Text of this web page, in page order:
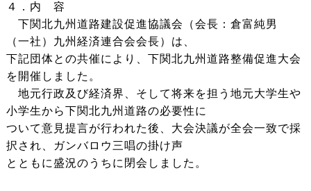
４．内 容
下関北九州道路建設促進協議会（会長：倉富純男
（一社）九州経済連合会会長）は、
下記団体との共催により、下関北九州道路整備促進大会
を開催しました。
地元行政及び経済界、そして将来を担う地元大学生や
小学生から下関北九州道路の必要性に
ついて意見提言が行われた後、大会決議が全会一致で採
択され、ガンバロウ三唱の掛け声
とともに盛況のうちに閉会しました。